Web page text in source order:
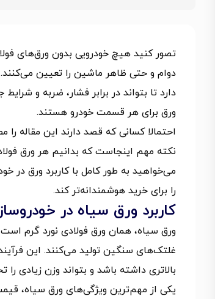
تصور کنید هیچ خودرویی بدون ورق‌های
دوام و حتی ظاهر ماشین را تعیین
دارد تا بتواند در برابر فشار، ضربه و
ورق برای هر قسمت خودرو هستند.
احتمالا کسانی که قصد دارند این مقاله را
نکته مهم اینجاست که بدانیم هر ورق
می‌خواهید به‌ طور کامل با کاربرد ورق در
را برای خرید هوشمندانه‌تر کند.
کاربرد ورق سیاه در
ورق سیاه، همان ورق فولادی نورد گرم است
غلتک‌های سنگین تولید می‌کنند. این
بالاتری داشته باشد و بتواند وزن زیادی را
یکی از مهم‌ترین ویژگی‌های ورق سیاه،